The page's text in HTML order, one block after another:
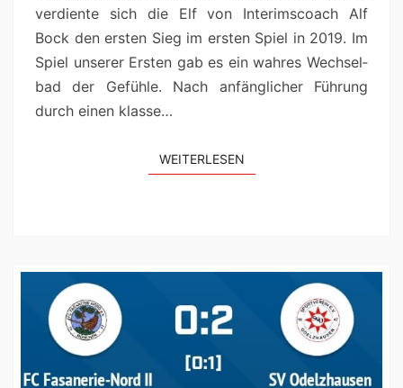
ver­di­ente sich die Elf von Inter­im­scoach Alf
Bock den ersten Sieg im ersten Spiel in 2019. Im
Spiel unser­er Ersten gab es ein wahres Wech­sel­
bad der Gefüh­le. Nach anfänglich­er Führung
durch einen klasse…
WEIT­ER­LESEN